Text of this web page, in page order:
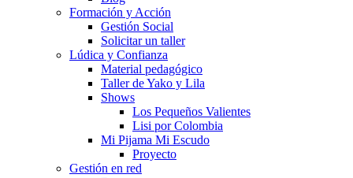
Formación y Acción
Gestión Social
Solicitar un taller
Lúdica y Confianza
Material pedagógico
Taller de Yako y Lila
Shows
Los Pequeños Valientes
Lisi por Colombia
Mi Pijama Mi Escudo
Proyecto
Gestión en red